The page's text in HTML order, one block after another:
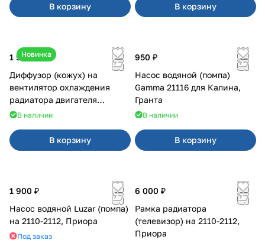
В корзину В корзину
Новинка
1 500 ₽
Диффузор (кожух) на
вентилятор охлаждения
радиатора двигателя
Приора 2170 Panasonic
В наличии
В корзину
950 ₽
Насос водяной (помпа)
Gamma 21116 для Калина,
Гранта
В наличии
В корзину
1 900 ₽
Насос водяной Luzar (помпа)
на 2110-2112, Приора
Под заказ
6 000 ₽
Рамка радиатора
(телевизор) на 2110-2112,
Приора